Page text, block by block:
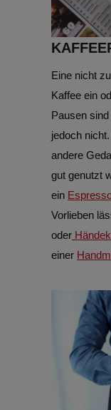
Eine nicht
Kaffee ein
Pausen
jedoch
andere
gut genutzt
ein
Vorlieben
oder
einer